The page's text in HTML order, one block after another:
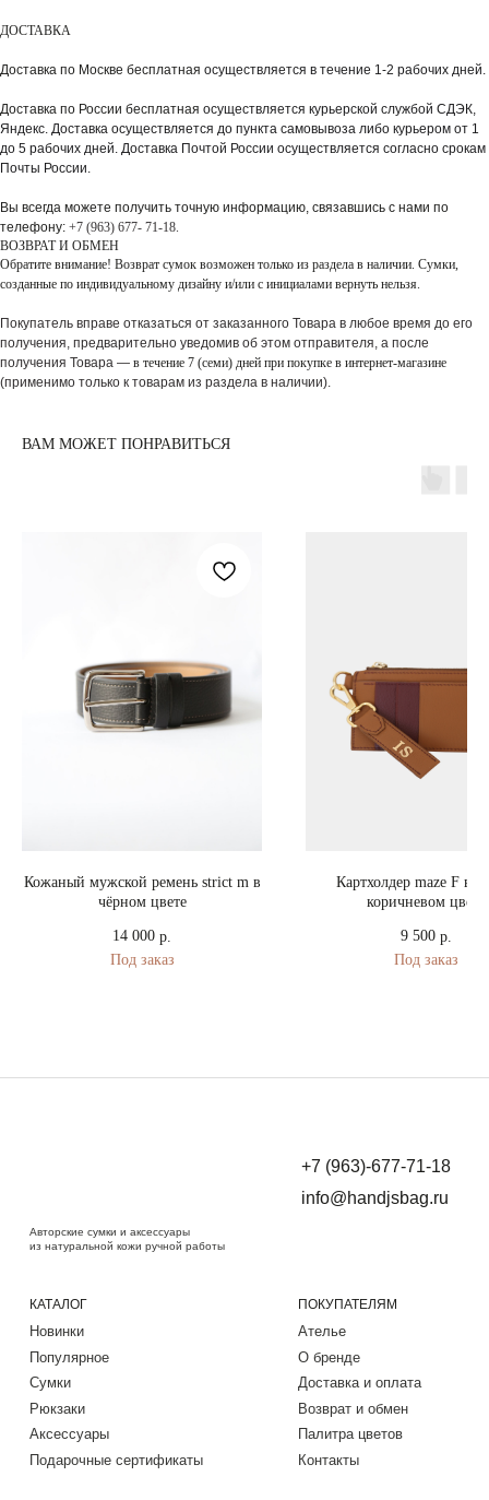
ДОСТАВКА
Доставка по Москве бесплатная осуществляется в течение 1-2 рабочих дней.
Доставка по России бесплатная осуществляется курьерской службой СДЭК,
Яндекс. Доставка осуществляется до пункта самовывоза либо курьером от 1
до 5 рабочих дней. Доставка Почтой России осуществляется согласно срокам
Почты России.
Вы всегда можете получить точную информацию, связавшись с нами по
телефону: +7 (963) 677- 71-18.
ВОЗВРАТ И ОБМЕН
Обратите внимание! Возврат сумок возможен только из раздела в наличии. Сумки,
созданные по индивидуальному дизайну и/или с инициалами вернуть нельзя.
Покупатель вправе отказаться от заказанного Товара в любое время до его
получения, предварительно уведомив об этом отправителя, а после
получения Товара — в течение 7 (семи) дней при покупке в интернет-магазине
(применимо только к товарам из раздела в наличии).
ВАМ МОЖЕТ ПОНРАВИТЬСЯ
Кожаный мужской ремень strict m в
чёрном цвете
14 000 р.
Картхолдер maze F в
коричневом цвете
9 500 р.
Авторские сумки и аксессуары
из натуральной кожи ручной работы
+7 (963)-677-71-18
info@handjsbag.ru
КАТАЛОГ
Новинки
Популярное
Сумки
Аксессуары
Рюкзаки
Подарочные сертификаты
ПОКУПАТЕЛЯМ
Ателье
О бренде
Доставка и оплата
Палитра цветов
Возврат и обмен
Контакты